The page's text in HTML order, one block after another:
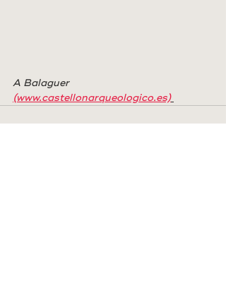
A Balaguer
(www.castellonarqueologico.es)